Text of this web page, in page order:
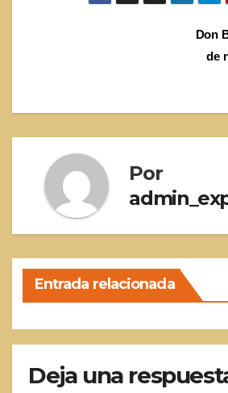
entradas
Don
de
Por
Entrada relacionada
Deja una